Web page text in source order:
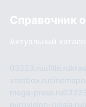
Справочник
Актуальный
03223.ruufille.ru
veetbox.ru
mega-press.ru
eurovision-russia.ru